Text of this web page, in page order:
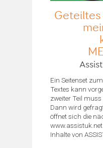
Geteiltes
Ein Seitenset
Textes kann
zweiter Teil muss
Dann wird
öffnet sich die
Inhalte von